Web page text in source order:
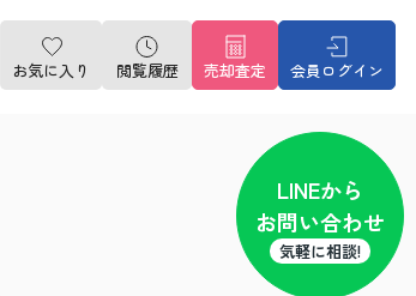
お気に入り 閲覧履歴 売却査定 会員ログイン
LINEから
お問い合わせ
気軽に相談!